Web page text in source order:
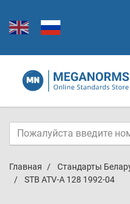
Главная Стандарты
STB ATV-A 128 1992-04